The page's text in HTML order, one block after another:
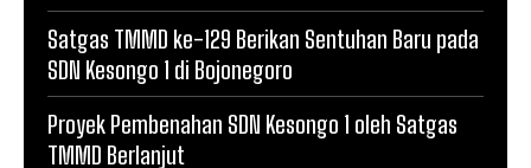
Satgas TMMD ke-129 Berikan Sentuhan Baru pada
SDN Kesongo 1 di Bojonegoro
Proyek Pembenahan SDN Kesongo 1 oleh Satgas
TMMD Berlanjut